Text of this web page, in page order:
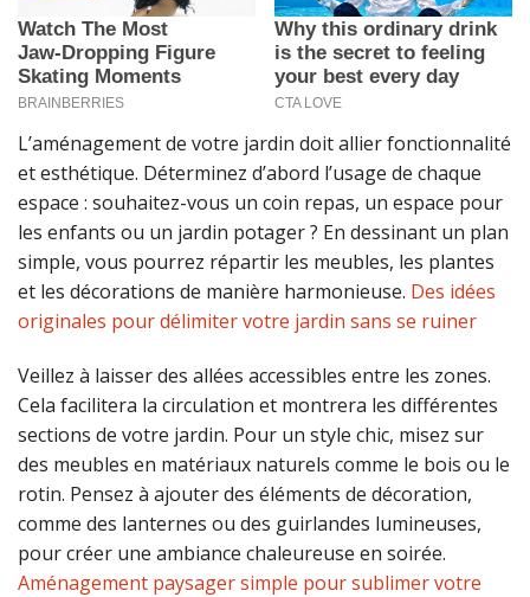
L’aménagement de votre jardin doit allier fonctionnalité
et esthétique. Déterminez d’abord l’usage de chaque
espace : souhaitez-vous un coin repas, un espace pour
les enfants ou un jardin potager ? En dessinant un plan
simple, vous pourrez répartir les meubles, les plantes
et les décorations de manière harmonieuse. Des idées
originales pour délimiter votre jardin sans se ruiner
Veillez à laisser des allées accessibles entre les zones.
Cela facilitera la circulation et montrera les différentes
sections de votre jardin. Pour un style chic, misez sur
des meubles en matériaux naturels comme le bois ou le
rotin. Pensez à ajouter des éléments de décoration,
comme des lanternes ou des guirlandes lumineuses,
pour créer une ambiance chaleureuse en soirée.
Aménagement paysager simple pour sublimer votre